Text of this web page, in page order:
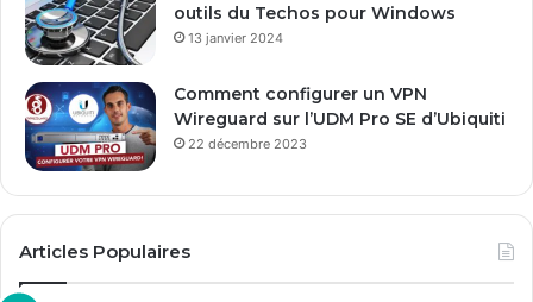
outils du Techos pour Windows
13 janvier 2024
Comment configurer un VPN
Wireguard sur l’UDM Pro SE d’Ubiquiti
22 décembre 2023
Articles Populaires